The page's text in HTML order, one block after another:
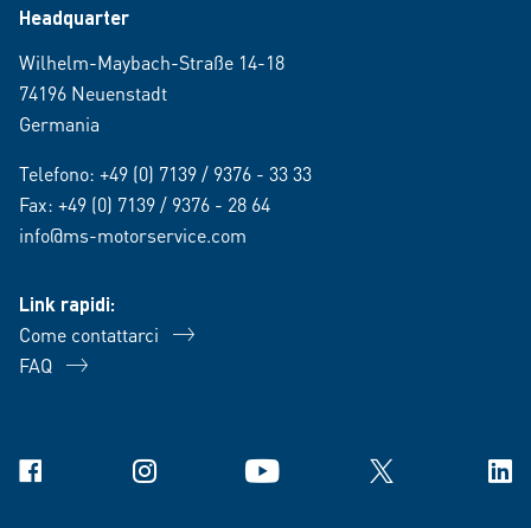
Headquarter
Wilhelm-Maybach-Straße 14-18
74196 Neuenstadt
Germania
Telefono: +49 (0) 7139 / 9376 - 33 33
Fax: +49 (0) 7139 / 9376 - 28 64
info@ms-motorservice.com
Link rapidi:
Come contattarci
FAQ
Facebook Instagram YouTube X